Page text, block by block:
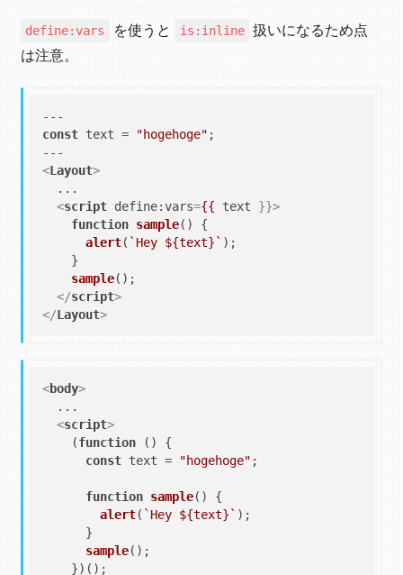
define:vars を使うと is:inline 扱いになるため点
は注意。
const text = "hogehoge" ;
<Layout>
<script define:vars={{ text }}>
function sample( ) {
alert( `Hey ${text} ` );
sample();
</script>
</Layout>
<body>
<script>
    (
function ( ) {
const text = "hogehoge" ;
function sample( ) {
alert( `Hey ${text} ` );
sample();